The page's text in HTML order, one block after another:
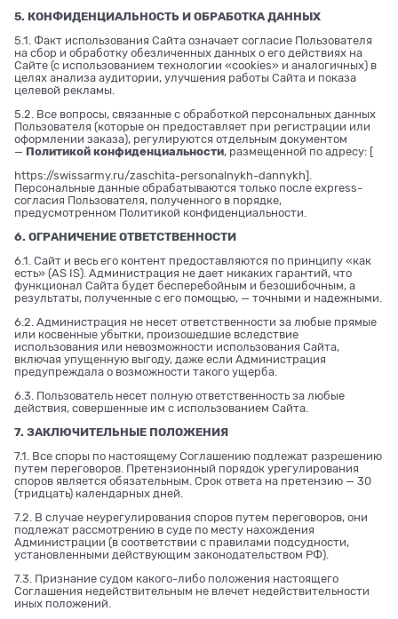
5. КОНФИДЕНЦИАЛЬНОСТЬ И ОБРАБОТКА ДАННЫХ
5.1. Факт использования Сайта означает согласие Пользователя
на сбор и обработку обезличенных данных о его действиях на
Сайте (с использованием технологии «cookies» и аналогичных) в
целях анализа аудитории, улучшения работы Сайта и показа
целевой рекламы.
5.2. Все вопросы, связанные с обработкой персональных данных
Пользователя (которые он предоставляет при регистрации или
оформлении заказа), регулируются отдельным документом
— Политикой конфиденциальности, размещенной по адресу: [
https://swissarmy.ru/zaschita-personalnykh-dannykh].
Персональные данные обрабатываются только после express-
согласия Пользователя, полученного в порядке,
предусмотренном Политикой конфиденциальности.
6. ОГРАНИЧЕНИЕ ОТВЕТСТВЕННОСТИ
6.1. Сайт и весь его контент предоставляются по принципу «как
есть» (AS IS). Администрация не дает никаких гарантий, что
функционал Сайта будет бесперебойным и безошибочным, а
результаты, полученные с его помощью, — точными и надежными.
6.2. Администрация не несет ответственности за любые прямые
или косвенные убытки, произошедшие вследствие
использования или невозможности использования Сайта,
включая упущенную выгоду, даже если Администрация
предупреждала о возможности такого ущерба.
6.3. Пользователь несет полную ответственность за любые
действия, совершенные им с использованием Сайта.
7. ЗАКЛЮЧИТЕЛЬНЫЕ ПОЛОЖЕНИЯ
7.1. Все споры по настоящему Соглашению подлежат разрешению
путем переговоров. Претензионный порядок урегулирования
споров является обязательным. Срок ответа на претензию — 30
(тридцать) календарных дней.
7.2. В случае неурегулирования споров путем переговоров, они
подлежат рассмотрению в суде по месту нахождения
Администрации (в соответствии с правилами подсудности,
установленными действующим законодательством РФ).
7.3. Признание судом какого-либо положения настоящего
Соглашения недействительным не влечет недействительности
иных положений.